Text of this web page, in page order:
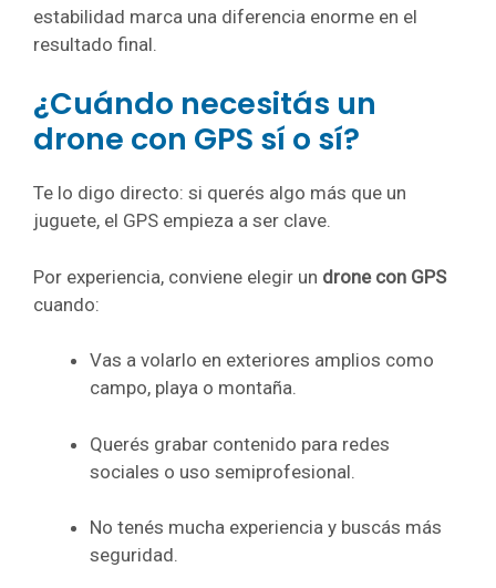
estabilidad marca una diferencia enorme en el
resultado final.
¿Cuándo necesitás un
drone con GPS sí o sí?
Te lo digo directo: si querés algo más que un
juguete, el GPS empieza a ser clave.
Por experiencia, conviene elegir un drone con GPS
cuando:
Vas a volarlo en exteriores amplios como
campo, playa o montaña.
Querés grabar contenido para redes
sociales o uso semiprofesional.
No tenés mucha experiencia y buscás más
seguridad.